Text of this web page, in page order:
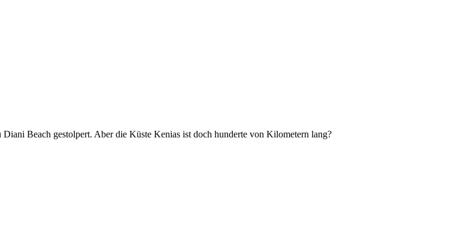
Beach gestolpert. Aber die Küste Kenias ist doch hunderte von Kilometern lang?